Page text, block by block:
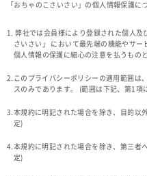
「おちゃのこさいさい」の個人情報保護に
1. 弊社では会員様により登録された個人及
さいさい」 において最先端の機能やサ
個人情報の保護に細心の注意を払うもの
2.このプライバシーポリシーの適用範囲は
スのみであります。 (範囲は下記、第1項
3.本規約に明記された場合を除き、目的以
定)
4.本規約に明記された場合を除き、第三者
定)